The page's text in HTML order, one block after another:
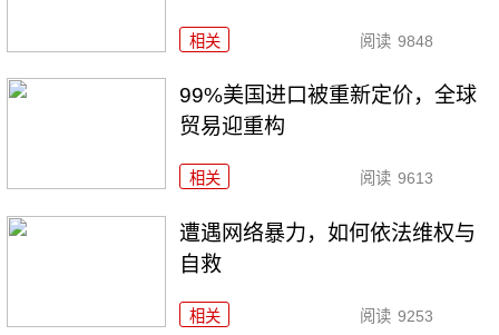
相关 阅读 9848
99%美国进口被重新定价，全球
贸易迎重构
相关 阅读 9613
遭遇网络暴力，如何依法维权与
自救
相关 阅读 9253